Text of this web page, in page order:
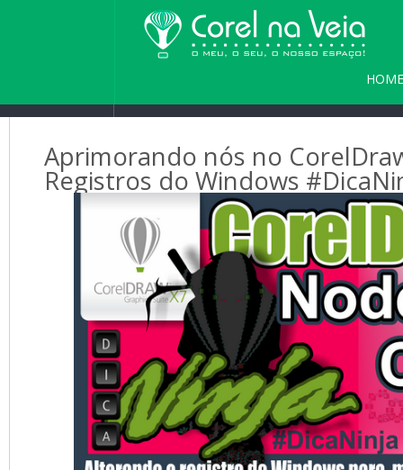
HOME
Aprimorando nós no
Registros do Windows